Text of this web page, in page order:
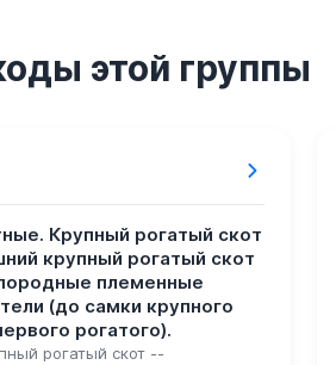
этой группы
Крупный рогатый скот
крупный рогатый скот
племенные
(до самки крупного
рогатого).
рогатый скот --